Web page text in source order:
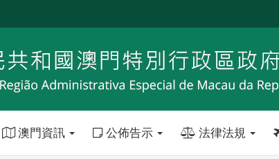
澳門資訊 公佈告示 法律法規